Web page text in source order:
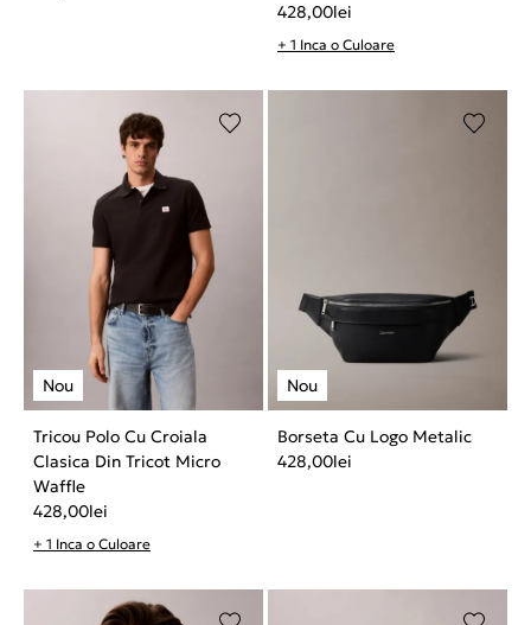
428,00lei
+ 1 Inca o Culoare
Tricou Polo Cu Croiala
Clasica Din Tricot Micro
Waffle
428,00lei
+ 1 Inca o Culoare
Borseta Cu Logo Metalic
428,00lei